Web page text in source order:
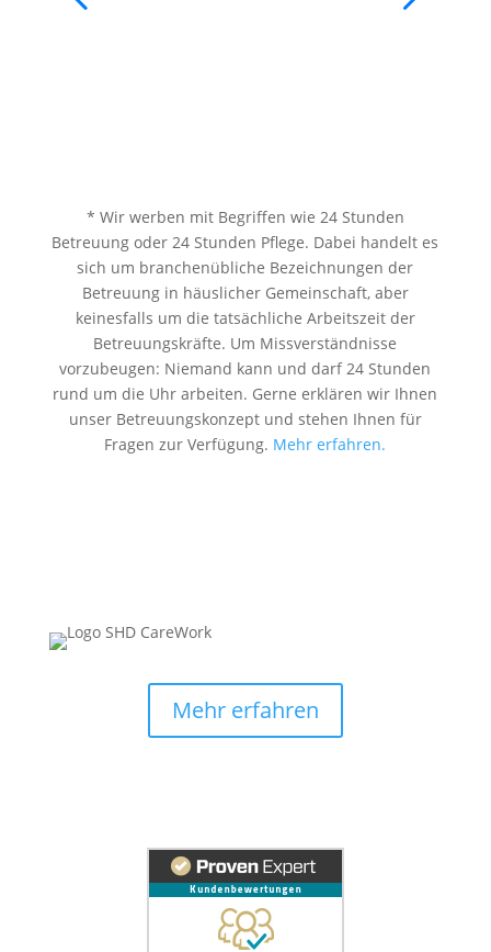
* Wir werben mit Begriffen wie 24 Stunden
Betreuung oder 24 Stunden Pflege. Dabei handelt es
sich um branchenübliche Bezeichnungen der
Betreuung in häuslicher Gemeinschaft, aber
keinesfalls um die tatsächliche Arbeitszeit der
Betreuungskräfte. Um Missverständnisse
vorzubeugen: Niemand kann und darf 24 Stunden
rund um die Uhr arbeiten. Gerne erklären wir Ihnen
unser Betreuungskonzept und stehen Ihnen für
Fragen zur Verfügung. Mehr erfahren.
Mehr erfahren